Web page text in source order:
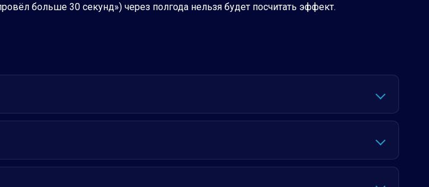
больше 30 секунд») через полгода нельзя будет посчитать эффект.